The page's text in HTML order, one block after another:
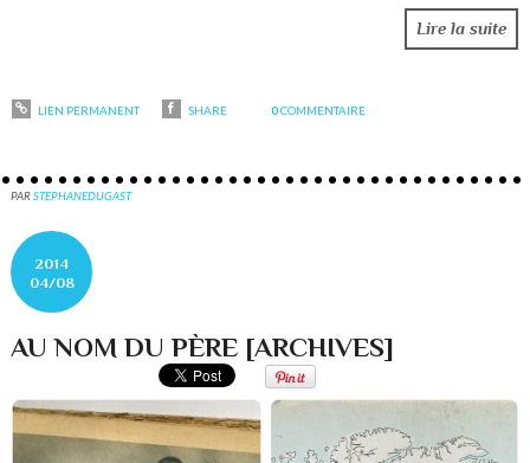
Lire la suite
LIEN PERMANENT SHARE 0 COMMENTAIRE
PARSTEPHANEDUGAST
2014
04/08
AU NOM DU PÈRE [ARCHIVES]